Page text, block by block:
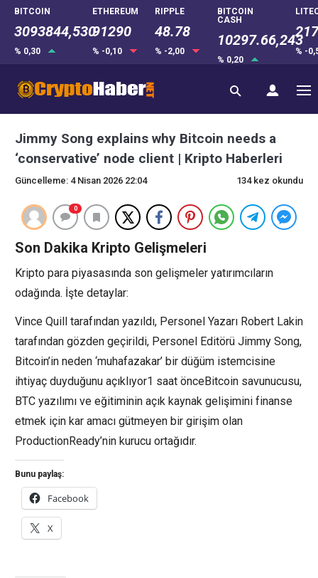
BITCOIN
3093844,530
% 0,30
ETHEREUM
91290
% -0,10
RIPPLE
48.78
% -2,00
BITCOIN
CASH
10297.66,243
% 0,20
% -
Jimmy Song explains why Bitcoin needs a
‘conservative’ node client | Kripto Haberleri
Güncelleme: 4 Nisan 2026 22:04 134 kez okundu
0
Son Dakika Kripto Gelişmeleri
Kripto para piyasasında son gelişmeler yatırımcıların
odağında. İşte detaylar:
Vince Quill tarafından yazıldı, Personel Yazarı Robert Lakin
tarafından gözden geçirildi, Personel Editörü Jimmy Song,
Bitcoin’in neden ‘muhafazakar’ bir düğüm istemcisine
ihtiyaç duyduğunu açıklıyor1 saat önceBitcoin savunucusu,
BTC yazılımı ve eğitiminin açık kaynak gelişimini finanse
etmek için kar amacı gütmeyen bir girişim olan
ProductionReady’nin kurucu ortağıdır.
Bunu paylaş:
Facebook
X